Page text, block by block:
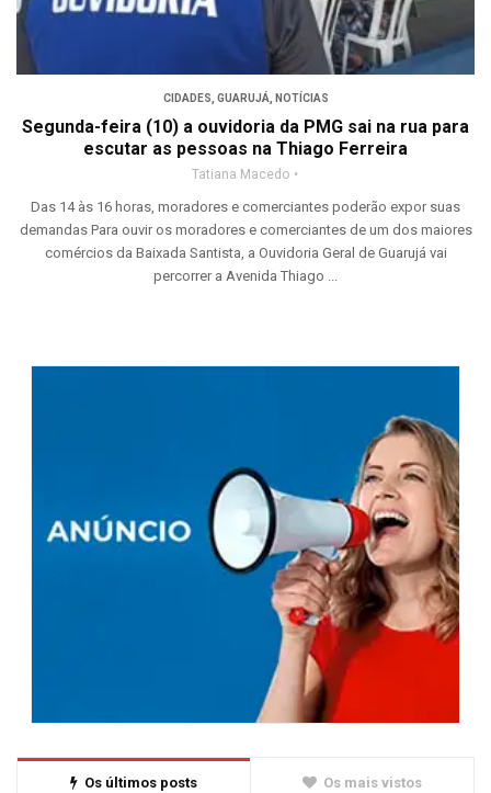
CIDADES, GUARUJÁ, NOTÍCIAS
Segunda-feira (10) a ouvidoria da PMG sai na rua para
escutar as pessoas na Thiago Ferreira
Tatiana Macedo
Das 14 às 16 horas, moradores e comerciantes poderão expor suas
demandas Para ouvir os moradores e comerciantes de um dos maiores
comércios da Baixada Santista, a Ouvidoria Geral de Guarujá vai
percorrer a Avenida Thiago ...
Os últimos posts Os mais vistos